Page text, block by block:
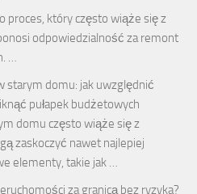
proces, który często wiąże się z
odpowiedzialność za remont
…
starym domu: jak uwzględnić
pułapek budżetowych
domu często wiąże się z
zaskoczyć nawet najlepiej
elementy, takie jak …
za granicą bez ryzyka?